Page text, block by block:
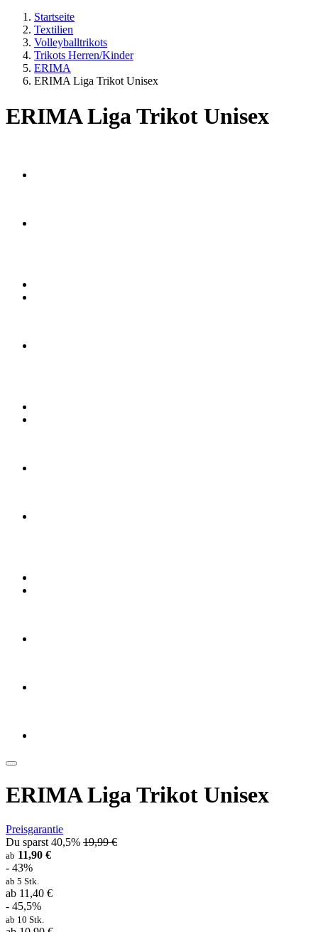
Startseite
Textilien
Volleyballtrikots
Trikots Herren/Kinder
ERIMA
ERIMA Liga Trikot Unisex
ERIMA Liga Trikot Unisex
ERIMA Liga Trikot Unisex
Preisgarantie
Du sparst 40,5% 19,99 €
ab 11,90 €
- 43%
ab 5 Stk.
ab 11,40 €
- 45,5%
ab 10 Stk.